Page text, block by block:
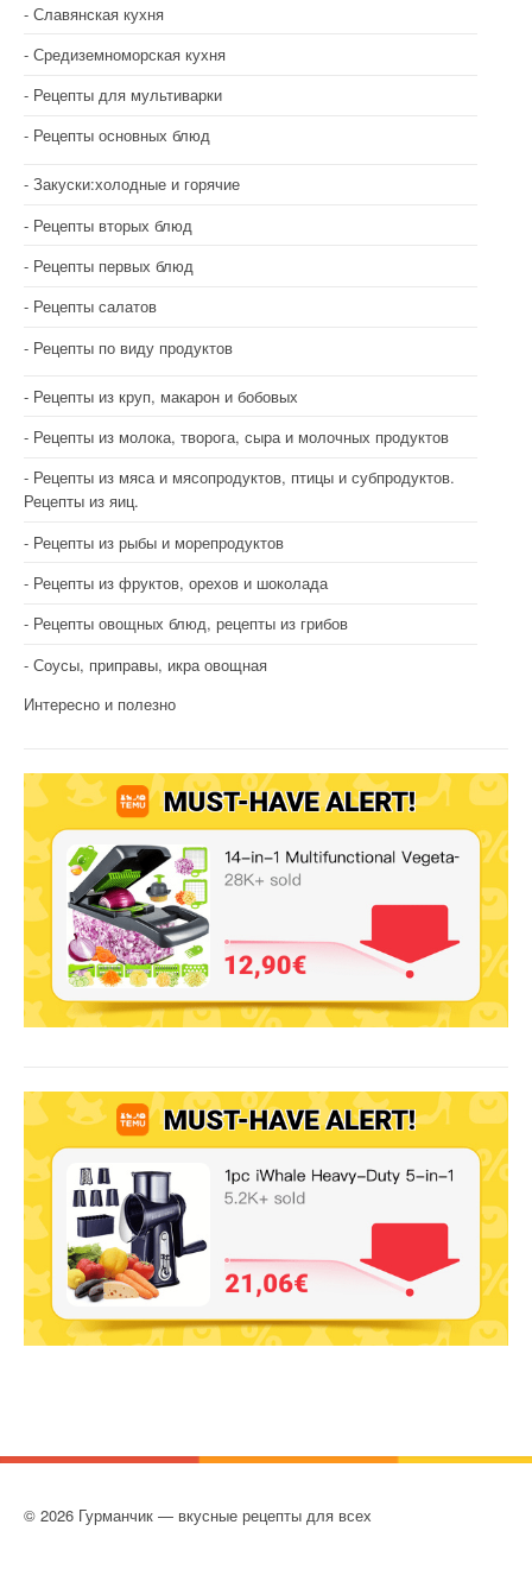
Славянская кухня
Средиземноморская кухня
Рецепты для мультиварки
Рецепты основных блюд
Закуски:холодные и горячие
Рецепты вторых блюд
Рецепты первых блюд
Рецепты салатов
Рецепты по виду продуктов
Рецепты из круп, макарон и бобовых
Рецепты из молока, творога, сыра и молочных продуктов
Рецепты из мяса и мясопродуктов, птицы и субпродуктов.
Рецепты из яиц.
Рецепты из рыбы и морепродуктов
Рецепты из фруктов, орехов и шоколада
Рецепты овощных блюд, рецепты из грибов
Соусы, приправы, икра овощная
Интересно и полезно
© 2026 Гурманчик — вкусные рецепты для всех